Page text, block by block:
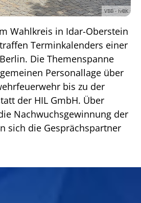
VBB - IvBK
Wahlkreis in Idar-Oberstein
Terminkalenders einer
Die Themenspanne
Personallage über
bis zu der
der HIL GmbH. Über
Nachwuchsgewinnung der
sich die Gesprächspartner